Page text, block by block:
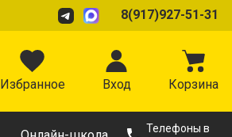
8(917)927-51-31
Избранное Вход Корзина
Телефоны в